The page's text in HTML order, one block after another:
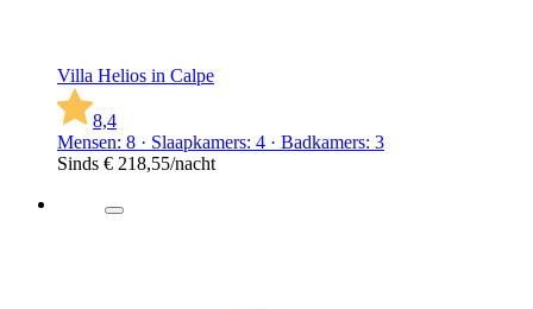
Villa Helios in Calpe
8,4
Mensen: 8 · Slaapkamers: 4 · Badkamers: 3
Sinds € 218,55/nacht